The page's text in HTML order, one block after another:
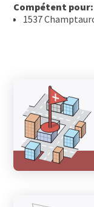
Compétent pour:
1537